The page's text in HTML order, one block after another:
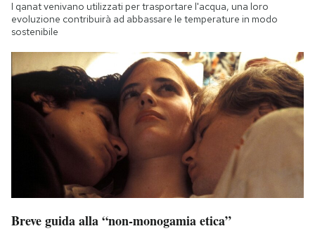
I qanat venivano utilizzati per trasportare l'acqua, una loro
evoluzione contribuirà ad abbassare le temperature in modo
sostenibile
Breve guida alla “non-monogamia etica”